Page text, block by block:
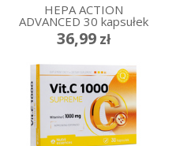
HEPA ACTION
ADVANCED 30 kapsułek
36,99 zł